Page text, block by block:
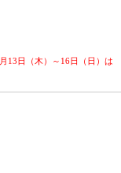
13日（木）～16日（日）は